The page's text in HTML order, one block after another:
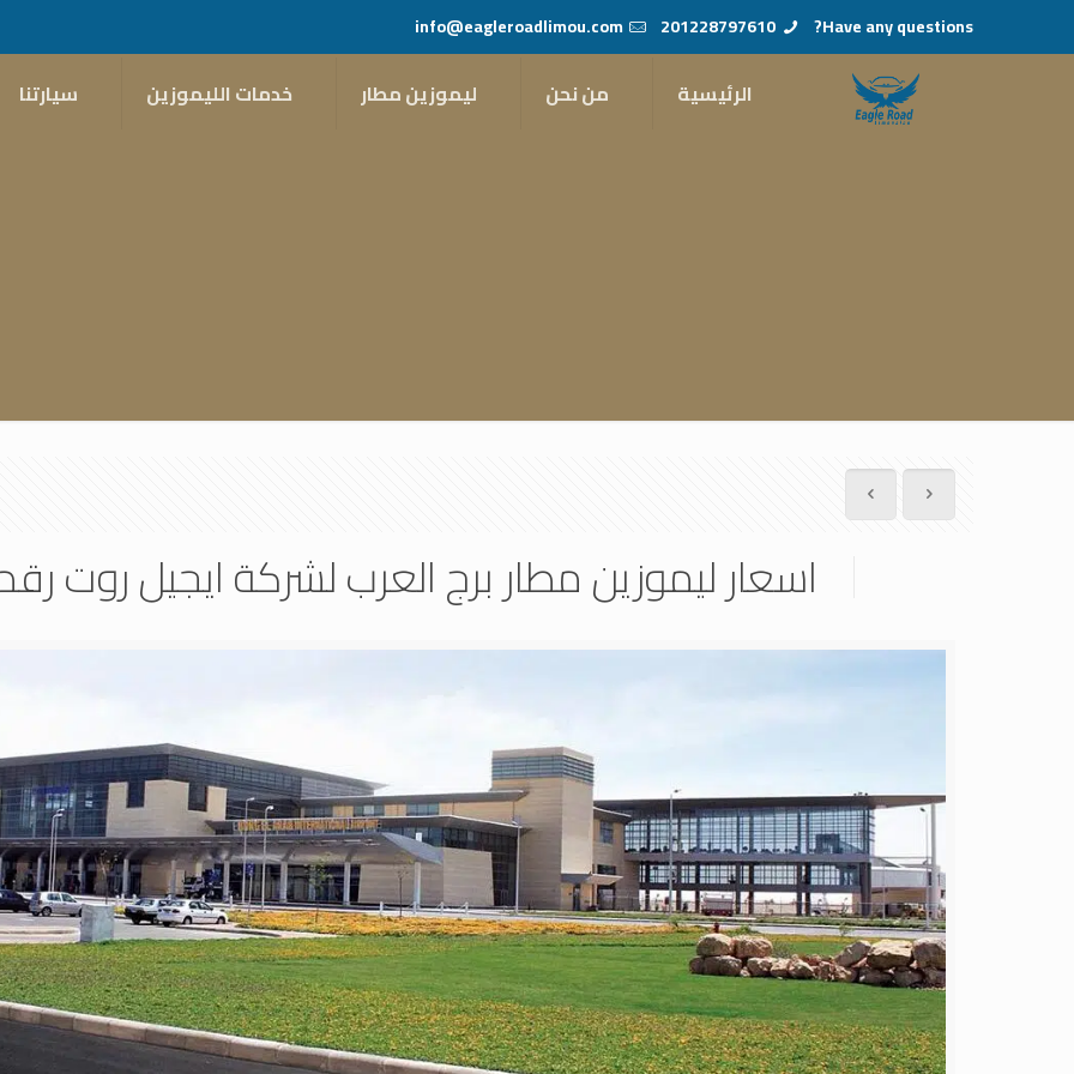
Have any questions?
201228797610
info@eagleroadlimou.com
الرئيسية من نحن ليموزين مطار خدمات الليموزين سيارتنا
اسعار ليموزين مطار برج العرب لشركة ايجيل روت